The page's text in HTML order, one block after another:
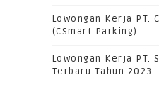
Lowongan Kerja PT.
(CSmart Parking)
Lowongan Kerja PT.
Terbaru Tahun 2023